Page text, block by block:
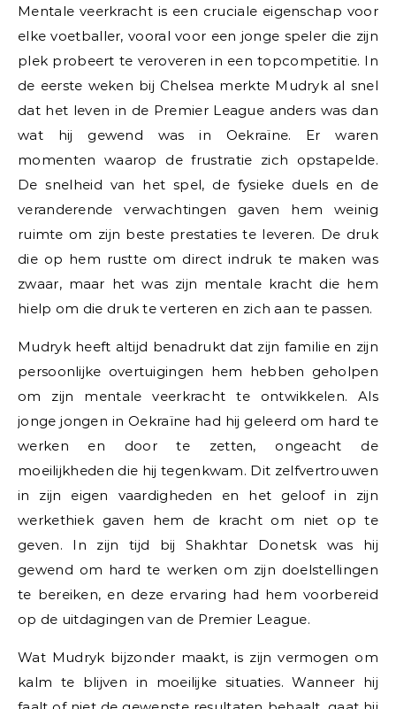
Mentale veerkracht is een cruciale eigenschap voor
elke voetballer, vooral voor een jonge speler die zijn
plek probeert te veroveren in een topcompetitie. In
de eerste weken bij Chelsea merkte Mudryk al snel
dat het leven in de Premier League anders was dan
wat hij gewend was in Oekraïne. Er waren
momenten waarop de frustratie zich opstapelde.
De snelheid van het spel, de fysieke duels en de
veranderende verwachtingen gaven hem weinig
ruimte om zijn beste prestaties te leveren. De druk
die op hem rustte om direct indruk te maken was
zwaar, maar het was zijn mentale kracht die hem
hielp om die druk te verteren en zich aan te passen.
Mudryk heeft altijd benadrukt dat zijn familie en zijn
persoonlijke overtuigingen hem hebben geholpen
om zijn mentale veerkracht te ontwikkelen. Als
jonge jongen in Oekraïne had hij geleerd om hard te
werken en door te zetten, ongeacht de
moeilijkheden die hij tegenkwam. Dit zelfvertrouwen
in zijn eigen vaardigheden en het geloof in zijn
werkethiek gaven hem de kracht om niet op te
geven. In zijn tijd bij Shakhtar Donetsk was hij
gewend om hard te werken om zijn doelstellingen
te bereiken, en deze ervaring had hem voorbereid
op de uitdagingen van de Premier League.
Wat Mudryk bijzonder maakt, is zijn vermogen om
kalm te blijven in moeilijke situaties. Wanneer hij